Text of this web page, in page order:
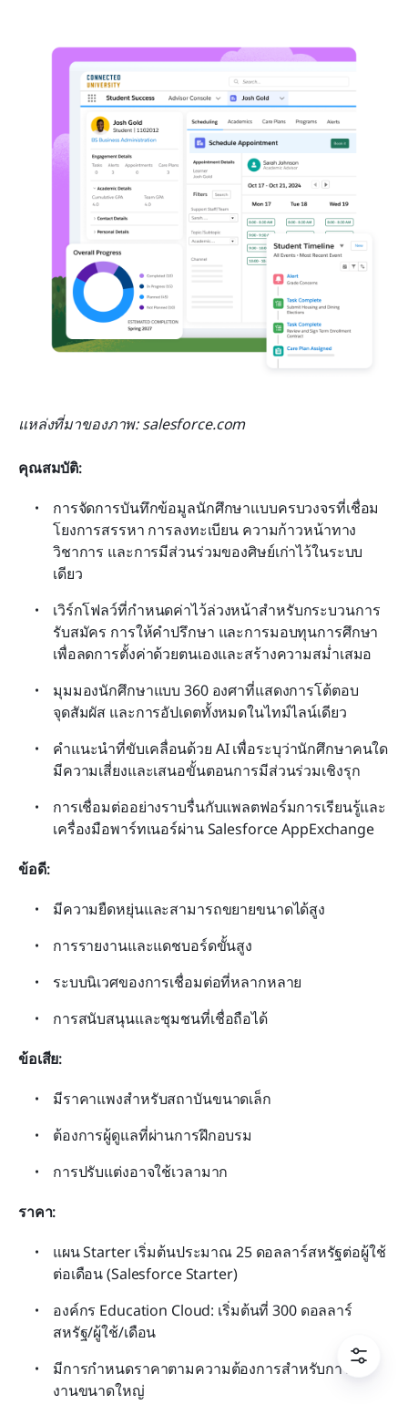
แหล่งที่มาของภาพ: salesforce.com
คุณสมบัติ:
การจัดการบันทึกข้อมูลนักศึกษาแบบครบวงจรที่เชื่อม
โยงการสรรหา การลงทะเบียน ความก้าวหน้าทาง
วิชาการ และการมีส่วนร่วมของศิษย์เก่าไว้ในระบบ
เดียว
เวิร์กโฟลว์ที่กำหนดค่าไว้ล่วงหน้าสำหรับกระบวนการ
รับสมัคร การให้คำปรึกษา และการมอบทุนการศึกษา
เพื่อลดการตั้งค่าด้วยตนเองและสร้างความสม่ำเสมอ
มุมมองนักศึกษาแบบ 360 องศาที่แสดงการโต้ตอบ
จุดสัมผัส และการอัปเดตทั้งหมดในไทม์ไลน์เดียว
คำแนะนำที่ขับเคลื่อนด้วย AI เพื่อระบุว่านักศึกษาคนใด
มีความเสี่ยงและเสนอขั้นตอนการมีส่วนร่วมเชิงรุก
การเชื่อมต่ออย่างราบรื่นกับแพลตฟอร์มการเรียนรู้และ
เครื่องมือพาร์ทเนอร์ผ่าน Salesforce AppExchange
ข้อดี:
มีความยืดหยุ่นและสามารถขยายขนาดได้สูง
การรายงานและแดชบอร์ดขั้นสูง
ระบบนิเวศของการเชื่อมต่อที่หลากหลาย
การสนับสนุนและชุมชนที่เชื่อถือได้
ข้อเสีย:
มีราคาแพงสำหรับสถาบันขนาดเล็ก
ต้องการผู้ดูแลที่ผ่านการฝึกอบรม
การปรับแต่งอาจใช้เวลามาก
ราคา:
แผน Starter เริ่มต้นประมาณ 25 ดอลลาร์สหรัฐต่อผู้ใช้
ต่อเดือน (Salesforce Starter)
องค์กร Education Cloud: เริ่มต้นที่ 300 ดอลลาร์
สหรัฐ/ผู้ใช้/เดือน
มีการกำหนดราคาตามความต้องการสำหรับการใช้
งานขนาดใหญ่